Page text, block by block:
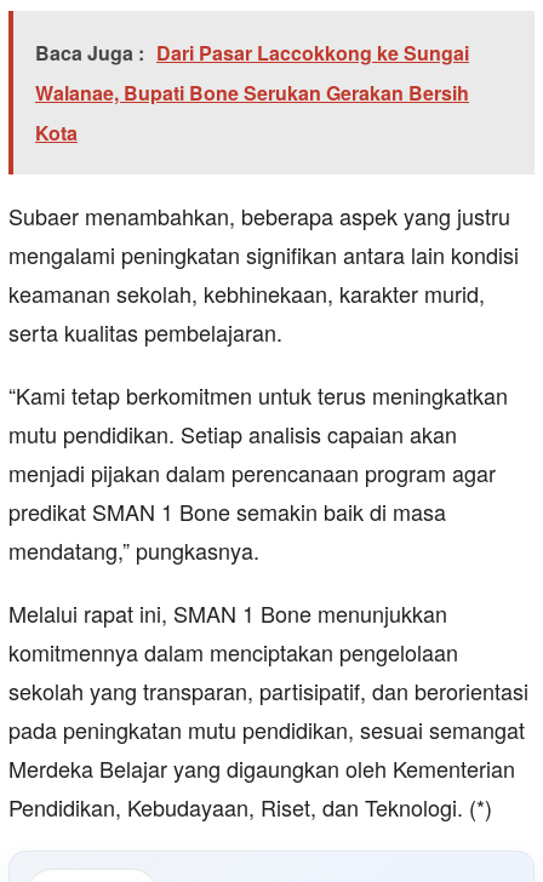
Baca Juga : Dari Pasar Laccokkong ke Sungai
Walanae, Bupati Bone Serukan Gerakan Bersih
Kota
Subaer menambahkan, beberapa aspek yang justru
mengalami peningkatan signifikan antara lain kondisi
keamanan sekolah, kebhinekaan, karakter murid,
serta kualitas pembelajaran.
“Kami tetap berkomitmen untuk terus meningkatkan
mutu pendidikan. Setiap analisis capaian akan
menjadi pijakan dalam perencanaan program agar
predikat SMAN 1 Bone semakin baik di masa
mendatang,” pungkasnya.
Melalui rapat ini, SMAN 1 Bone menunjukkan
komitmennya dalam menciptakan pengelolaan
sekolah yang transparan, partisipatif, dan berorientasi
pada peningkatan mutu pendidikan, sesuai semangat
Merdeka Belajar yang digaungkan oleh Kementerian
Pendidikan, Kebudayaan, Riset, dan Teknologi. (*)